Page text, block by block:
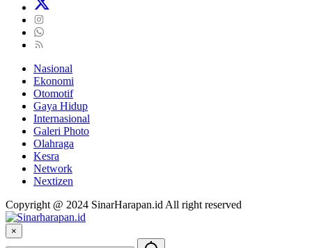
Nasional
Ekonomi
Otomotif
Gaya Hidup
Internasional
Galeri Photo
Olahraga
Kesra
Network
Nextizen
Copyright @ 2024 SinarHarapan.id All right reserved
×